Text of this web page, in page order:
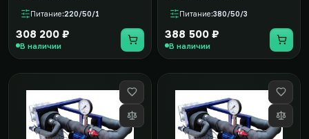
Питание 220/50/1
308 200 ₽
В наличии
Питание 380/50/3
388 500 ₽
В наличии